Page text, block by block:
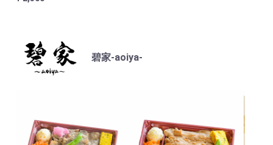
碧家-aoiya-